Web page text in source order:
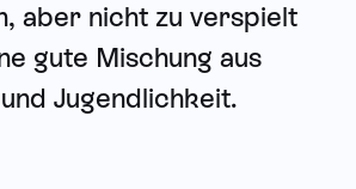
aber nicht zu verspielt
gute Mischung aus
Jugendlichkeit.